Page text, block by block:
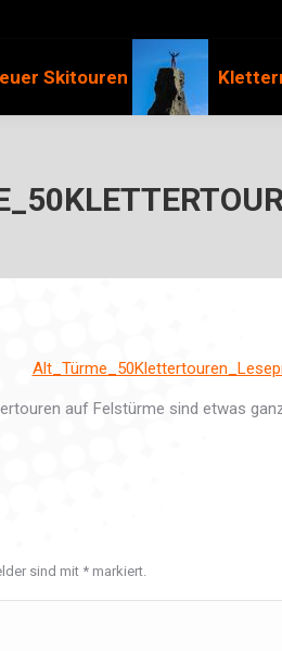
Skitouren
auf Felstürme sind etwas
sind mit * markiert.